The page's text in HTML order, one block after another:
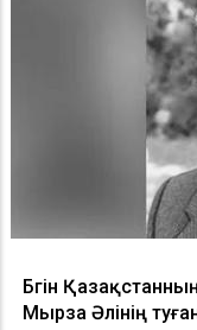
Бүгін
Мырза Әлінің туған